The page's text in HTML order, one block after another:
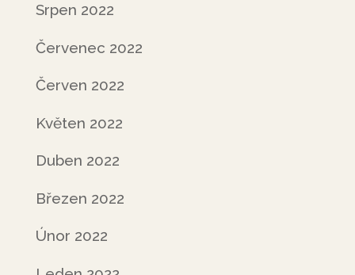
Srpen 2022
Červenec 2022
Červen 2022
Květen 2022
Duben 2022
Březen 2022
Únor 2022